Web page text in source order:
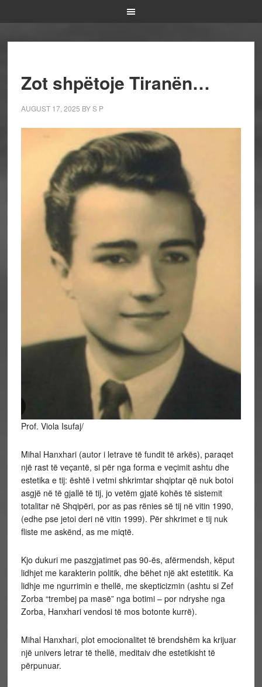
Zot shpëtoje Tiranën…
AUGUST 17, 2025 BYS P
Prof. Viola Isufaj/
Mihal Hanxhari (autor i letrave të fundit të arkës), paraqet
një rast të veçantë, si për nga forma e veçimit ashtu dhe
estetika e tij: është i vetmi shkrimtar shqiptar që nuk botoi
asgjë në të gjallë të tij, jo vetëm gjatë kohës të sistemit
totalitar në Shqipëri, por as pas rënies së tij në vitin 1990,
(edhe pse jetoi deri në vitin 1999). Për shkrimet e tij nuk
fliste me askënd, as me miqtë.
Kjo dukuri me paszgjatimet pas 90-ës, afërmendsh, këput
lidhjet me karakterin politik, dhe bëhet një akt estetitik. Ka
lidhje me ngurrimin e thellë, me skepticizmin (ashtu si Zef
Zorba “trembej pa masë” nga botimi – por ndryshe nga
Zorba, Hanxhari vendosi të mos botonte kurrë).
Mihal Hanxhari, plot emocionalitet të brendshëm ka krijuar
një univers letrar të thellë, meditaiv dhe estetikisht të
përpunuar.